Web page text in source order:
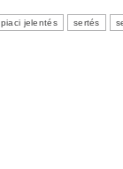
piaci jelentés sertés